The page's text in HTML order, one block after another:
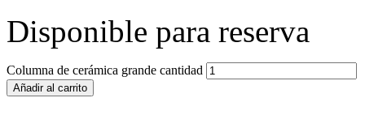
Disponible para reserva
Columna de cerámica grande cantidad
Añadir al carrito